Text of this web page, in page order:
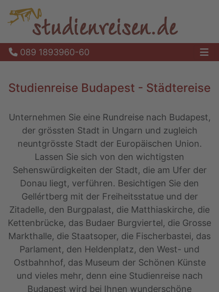
089 1893960-60
Studienreise Budapest - Städtereise
Unternehmen Sie eine Rundreise nach Budapest,
der grössten Stadt in Ungarn und zugleich
neuntgrösste Stadt der Europäischen Union.
Lassen Sie sich von den wichtigsten
Sehenswürdigkeiten der Stadt, die am Ufer der
Donau liegt, verführen. Besichtigen Sie den
Gellértberg mit der Freiheitsstatue und der
Zitadelle, den Burgpalast, die Matthiaskirche, die
Kettenbrücke, das Budaer Burgviertel, die Grosse
Markthalle, die Staatsoper, die Fischerbastei, das
Parlament, den Heldenplatz, den West- und
Ostbahnhof, das Museum der Schönen Künste
und vieles mehr, denn eine Studienreise nach
Budapest wird bei Ihnen wunderschöne